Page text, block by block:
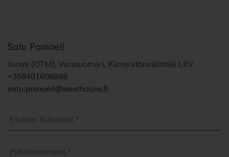
Satu Pomoell
Juristi (OTM), Varatuomari, Kiinteistönvälittäjä LKV
+358401608888
satu.pomoell@westhouse.fi
Sukunimi
*
*